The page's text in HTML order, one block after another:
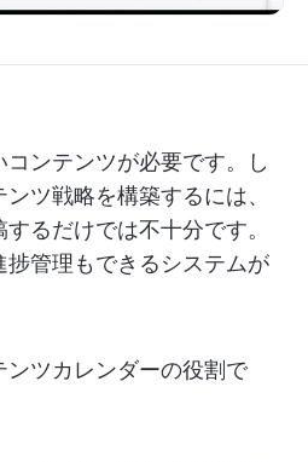
ンテンツが必要です。し
ツ戦略を構築するには、
るだけでは不十分です。
管理もできるシステムが
ンツカレンダーの役割で